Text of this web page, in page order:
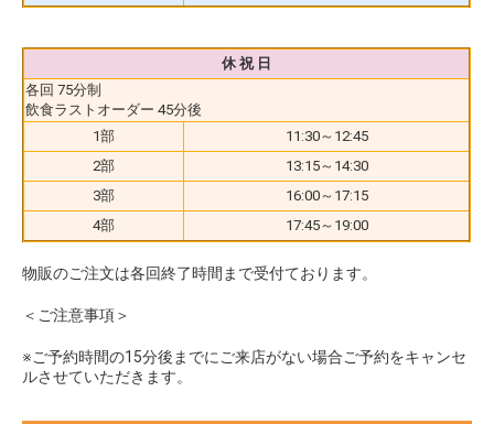
休 祝 日
各回 75分制
飲食ラストオーダー 45分後
1部
11:30～12:45
2部
13:15～14:30
3部
16:00～17:15
4部
17:45～19:00
物販のご注文は各回終了時間まで受付ております。
＜ご注意事項＞
※ご予約時間の15分後までにご来店がない場合ご予約をキャンセ
ルさせていただきます。